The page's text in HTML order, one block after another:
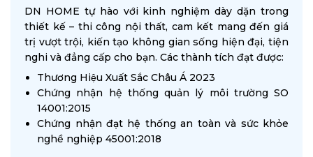
DN HOME tự hào với kinh nghiệm dày dặn trong
thiết kế – thi công nội thất, cam kết mang đến giá
trị vượt trội, kiến tạo không gian sống hiện đại, tiện
nghi và đẳng cấp cho bạn. Các thành tích đạt được:
Thương Hiệu Xuất Sắc Châu Á 2023
Chứng nhận hệ thống quản lý môi trường SO
14001:2015
Chứng nhận đạt hệ thống an toàn và sức khỏe
nghề nghiệp 45001:2018